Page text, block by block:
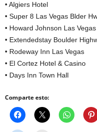
• Algiers Hotel
• Super 8 Las Vegas Blder
• Howard Johnson Las Vegas
• Extendedstay Boulder
• Rodeway Inn Las Vegas
• El Cortez Hotel & Casino
• Days Inn Town Hall
Comparte esto: